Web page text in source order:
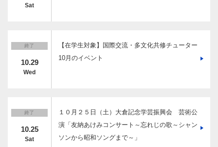
Sat
終了
10.29
Wed
【在学生対象】国際交流・多文化共修チューター
10月のイベント
終了
10.25
Sat
１０月２５日（土）大倉記念学芸振興会 芸術公
演「友納あけみコンサート～忘れじの歌～シャン
ソンから昭和ソングまで～」